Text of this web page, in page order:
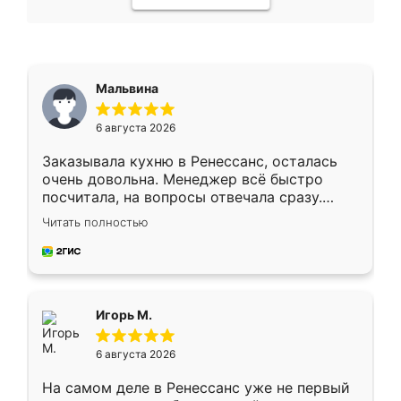
Мальвина
6 августа 2026
Заказывала кухню в Ренессанс, осталась
очень довольна. Менеджер всё быстро
посчитала, на вопросы отвечала сразу.
Замерщик приехал в субботу, подошёл к
делу со всей ответственностью. Собрали
за день, ребята работали аккуратно, даже
Читать полностью
Игорь М.
6 августа 2026
На самом деле в Ренессанс уже не первый